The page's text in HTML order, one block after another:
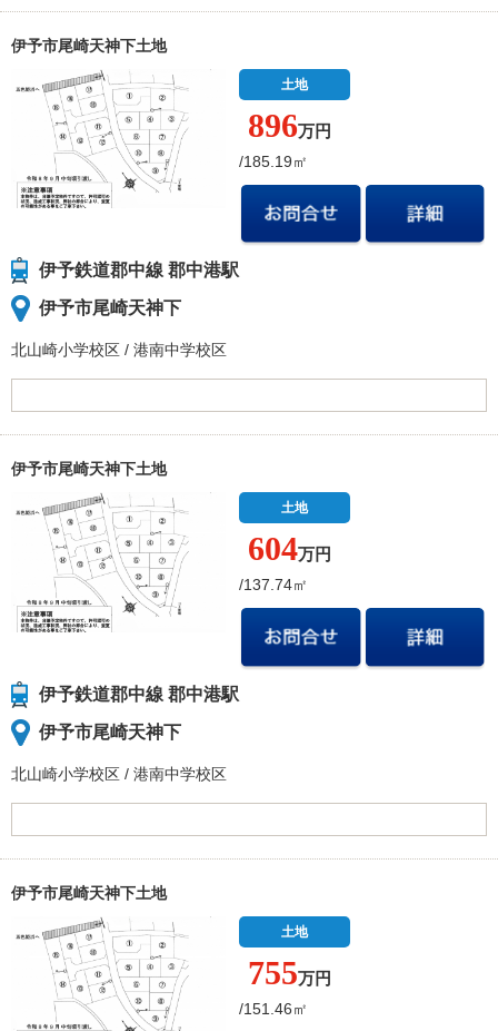
伊予市尾崎天神下土地
土地
896万円
/185.19㎡
伊予鉄道郡中線 郡中港駅
伊予市尾崎天神下
北山崎小学校区 / 港南中学校区
伊予市尾崎天神下土地
土地
604万円
/137.74㎡
伊予鉄道郡中線 郡中港駅
伊予市尾崎天神下
北山崎小学校区 / 港南中学校区
伊予市尾崎天神下土地
土地
755万円
/151.46㎡